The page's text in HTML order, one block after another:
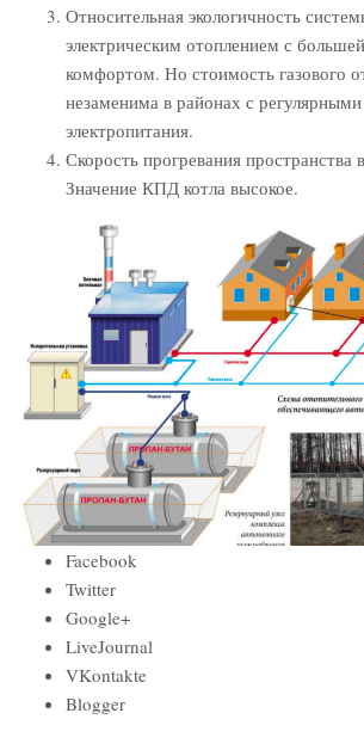
Относительная экологичность
электрическим отоплением с
комфортом. Но стоимость газового
незаменима в районах с
электропитания.
Скорость прогревания пространства
Значение КПД котла высокое.
Facebook
Twitter
Google+
LiveJournal
VKontakte
Blogger